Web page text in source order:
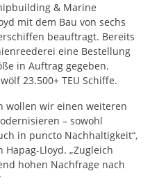
& Marine
mit dem Bau von sechs
beauftragt. Bereits
eine Bestellung
in Auftrag gegeben.
23.500+ TEU Schiffe.
wollen wir einen weiteren
– sowohl
in puncto Nachhaltigkeit“,
Hapag-Lloyd. „Zugleich
hohen Nachfrage nach